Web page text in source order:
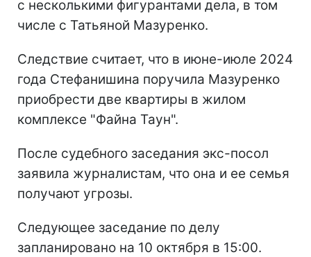
с несколькими фигурантами дела, в том
числе с Татьяной Мазуренко.
Следствие считает, что в июне-июле 2024
года Стефанишина поручила Мазуренко
приобрести две квартиры в жилом
комплексе "Файна Таун".
После судебного заседания экс-посол
заявила журналистам, что она и ее семья
получают угрозы.
Следующее заседание по делу
запланировано на 10 октября в 15:00.